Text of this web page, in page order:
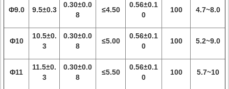
Φ9.0 9.5±0.3
0.30±0.0
8
≤4.50
0.56±0.1
0
100 4.7~8.0
Φ10
10.5±0.
3
0.30±0.0
8
≤5.00
0.56±0.1
0
100 5.2~9.0
Φ11
11.5±0.
3
0.30±0.0
8
≤5.50
0.56±0.1
0
100 5.7~10